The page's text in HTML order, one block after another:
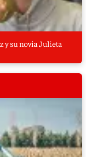
y su novia Julieta